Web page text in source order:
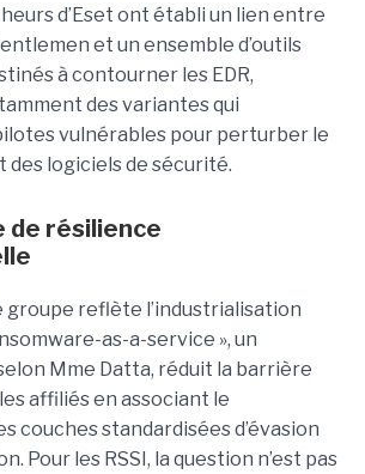
d’Eset ont établi un lien entre
et un ensemble d’outils
à contourner les EDR,
des variantes qui
vulnérables pour perturber le
logiciels de sécurité.
de résilience
groupe reflète l’industrialisation
as-a-service », un
Mme Datta, réduit la barrière
affiliés en associant le
couches standardisées d’évasion
Pour les RSSI, la question n’est pas